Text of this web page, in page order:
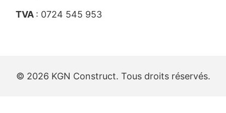
TVA : 0724 545 953
© 2026 KGN Construct. Tous droits réservés.